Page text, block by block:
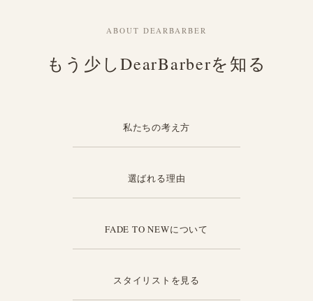
ABOUT DEARBARBER
もう少しDearBarberを知る
私たちの考え方
選ばれる理由
FADE TO NEWについて
スタイリストを見る